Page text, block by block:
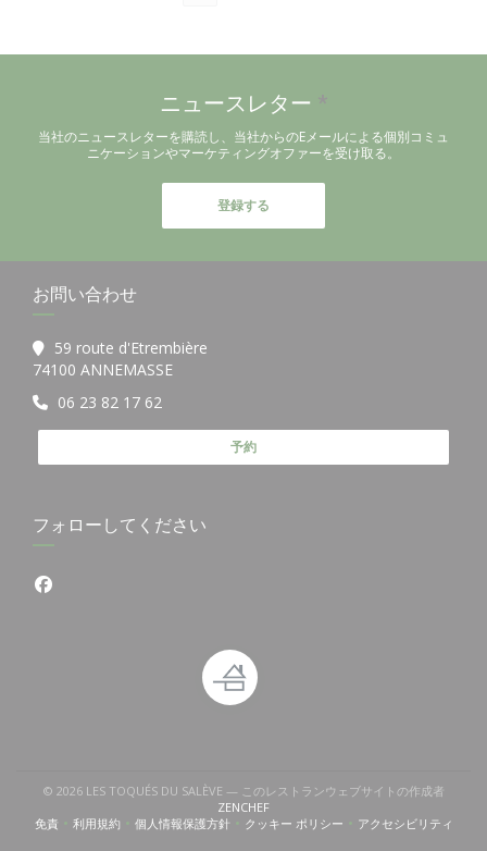
ニュースレター *
当社のニュースレターを購読し、当社からのEメールによる個別コミュ
ニケーションやマーケティングオファーを受け取る。
登録する
お問い合わせ
59 route d'Etrembière
74100 ANNEMASSE((新しいウィンドウで開きます))
06 23 82 17 62
予約
フォローしてください
Facebook ((新しいウィンドウで開きます))
© 2026 LES TOQUÉS DU SALÈVE — このレストランウェブサイトの作成者
ZENCHEF((新しいウィンドウで開きます))
免責((新しいウィンドウで開きます))
利用規約((新しいウィンドウで開きます))
個人情報保護方針((新しいウィンドウで開きます))
クッキー ポリシー((新しいウィンドウで開きます))
アクセシビリティ
((新しいウィン